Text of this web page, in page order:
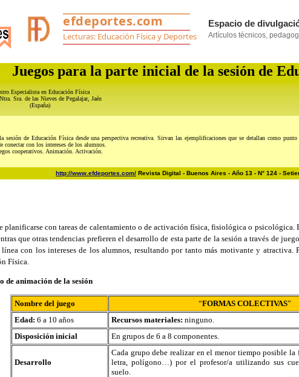
Juegos para la parte inicial de la sesión de
Especialista en Educación Física
Sra. de las Nieves de Pegalajar, Jaén
(España)
de Educación Física desde una perspectiva recreativa. Sirvan las ejemplificaciones que se detallan como punto
con los intereses de los alumnos.
cooperativos. Animación. Activación.
http://www.efdeportes.com/ Revista Digital - Buenos Aires - Año 13 - N° 124 -
con tareas de calentamiento o de activación física, fisiológica o psicológica.
que otras tendencias prefieren el desarrollo de esta parte de la sesión a través de
con los intereses de los alumnos, resultando por tanto más motivante y atractiva.
Física.
animación de la sesión
Nombre del juego “FORMAS COLECTIVAS”
Edad: 6 a 10 años Recursos materiales: ninguno.
Disposición inicial
En grupos de 6 a 8 componentes.
Desarrollo
Cada grupo debe realizar en el menor tiempo posible la
letra, polígono…) por el profesor/a utilizando sus
suelo.